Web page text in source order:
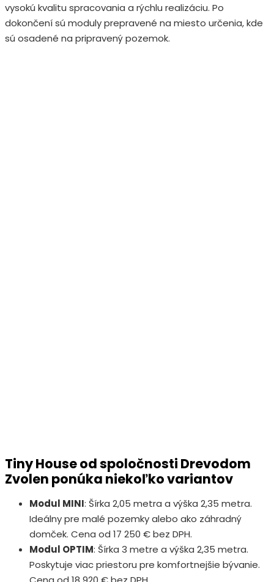
vysokú kvalitu spracovania a rýchlu realizáciu. Po
dokončení sú moduly prepravené na miesto určenia, kde
sú osadené na pripravený pozemok.
Tiny House od spoločnosti Drevodom
Zvolen ponúka niekoľko variantov
Modul MINI: Šírka 2,05 metra a výška 2,35 metra.
Ideálny pre malé pozemky alebo ako záhradný
domček. Cena od 17 250 € bez DPH.
Modul OPTIM: Šírka 3 metre a výška 2,35 metra.
Poskytuje viac priestoru pre komfortnejšie bývanie.